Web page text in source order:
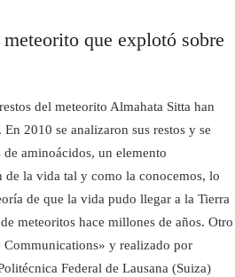
que explotó sobre
del meteorito Almahata Sitta han
2010 se analizaron sus restos y se
aminoácidos, un elemento
de la vida tal y como la conocemos, lo
de que la vida pudo llegar a la Tierra
meteoritos hace millones de años. Otro
y realizado por
Federal de Lausana (Suiza)